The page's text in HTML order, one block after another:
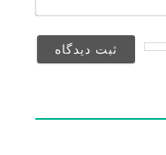
(منتشر